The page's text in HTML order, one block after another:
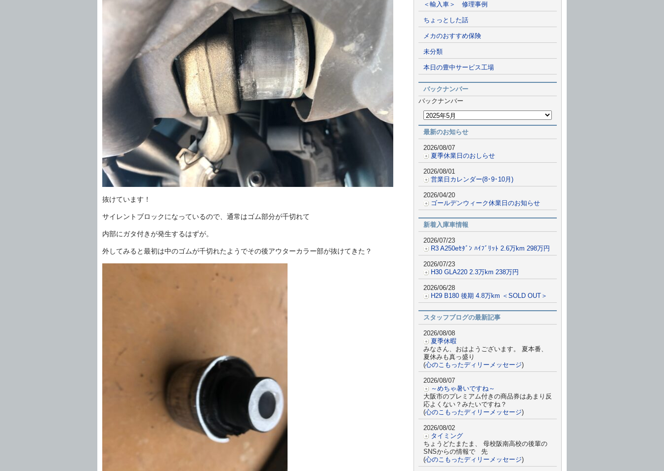
抜けています！
サイレントブロックになっているので、通常はゴム部分が千切れて
内部にガタ付きが発生するはずが。
外してみると最初は中のゴムが千切れたようでその後アウターカラー部が抜けてきた？
＜輸入車＞ 修理事例
ちょっとした話
メカのおすすめ保険
未分類
本日の豊中サービス工場
バックナンバー
バックナンバー
最新のお知らせ
2026/08/07
夏季休業日のおしらせ
2026/08/01
営業日カレンダー(8･9･10月)
2026/04/20
ゴールデンウィーク休業日のお知らせ
新着入庫車情報
2026/07/23
R3 A250eｾﾀﾞﾝ ﾊｲﾌﾞﾘｯﾄ 2.6万km 298万円
2026/07/23
H30 GLA220 2.3万km 238万円
2026/06/28
H29 B180 後期 4.8万km ＜SOLD OUT＞
スタッフブログの最新記事
2026/08/08
夏季休暇
みなさん、おはようございます。 夏本番、
夏休みも真っ盛り
(心のこもったディリーメッセージ)
2026/08/07
～めちゃ暑いですね～
大阪市のプレミアム付きの商品券はあまり反
応よくない？みたいですね？
(心のこもったディリーメッセージ)
2026/08/02
タイミング
ちょうどたまたま、 母校阪南高校の後輩の
SNSからの情報で 先
(心のこもったディリーメッセージ)